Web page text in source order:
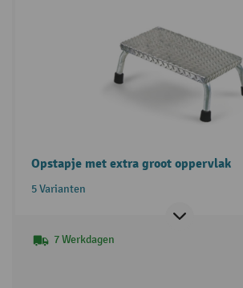
Opstapje met extra groot oppervlak
5 Varianten
7 Werkdagen